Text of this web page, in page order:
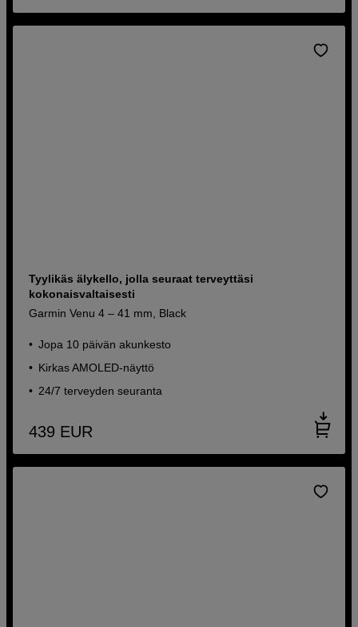
Tyylikäs älykello, jolla seuraat terveyttäsi
kokonaisvaltaisesti
Garmin Venu 4 – 41 mm, Black
Jopa 10 päivän akunkesto
Kirkas AMOLED-näyttö
24/7 terveyden seuranta
439 EUR